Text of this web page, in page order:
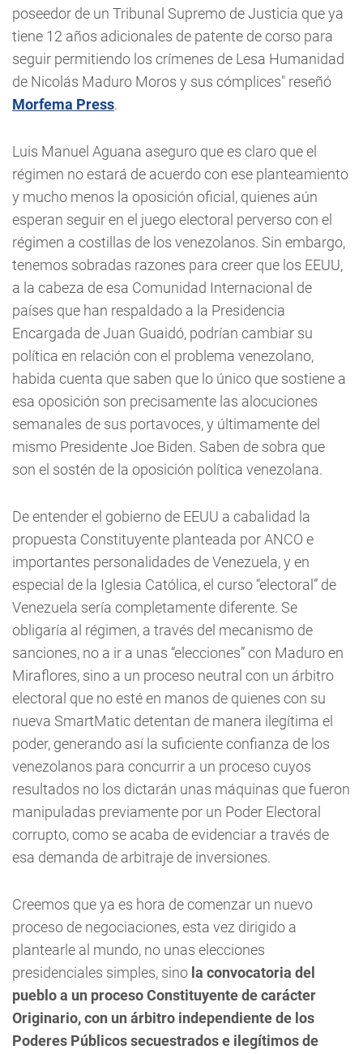
poseedor de un Tribunal Supremo de Justicia que ya
tiene 12 años adicionales de patente de corso para
seguir permitiendo los crímenes de Lesa Humanidad
de Nicolás Maduro Moros y sus cómplices" reseñó
Morfema Press.
Luis Manuel Aguana aseguro que es claro que el
régimen no estará de acuerdo con ese planteamiento
y mucho menos la oposición oficial, quienes aún
esperan seguir en el juego electoral perverso con el
régimen a costillas de los venezolanos. Sin embargo,
tenemos sobradas razones para creer que los EEUU,
a la cabeza de esa Comunidad Internacional de
países que han respaldado a la Presidencia
Encargada de Juan Guaidó, podrían cambiar su
política en relación con el problema venezolano,
habida cuenta que saben que lo único que sostiene a
esa oposición son precisamente las alocuciones
semanales de sus portavoces, y últimamente del
mismo Presidente Joe Biden. Saben de sobra que
son el sostén de la oposición política venezolana.
De entender el gobierno de EEUU a cabalidad la
propuesta Constituyente planteada por ANCO e
importantes personalidades de Venezuela, y en
especial de la Iglesia Católica, el curso “electoral” de
Venezuela sería completamente diferente. Se
obligaría al régimen, a través del mecanismo de
sanciones, no a ir a unas “elecciones” con Maduro en
Miraflores, sino a un proceso neutral con un árbitro
electoral que no esté en manos de quienes con su
nueva SmartMatic detentan de manera ilegítima el
poder, generando así la suficiente confianza de los
venezolanos para concurrir a un proceso cuyos
resultados no los dictarán unas máquinas que fueron
manipuladas previamente por un Poder Electoral
corrupto, como se acaba de evidenciar a través de
esa demanda de arbitraje de inversiones.
Creemos que ya es hora de comenzar un nuevo
proceso de negociaciones, esta vez dirigido a
plantearle al mundo, no unas elecciones
presidenciales simples, sino la convocatoria del
pueblo a un proceso Constituyente de carácter
Originario, con un árbitro independiente de los
Poderes Públicos secuestrados e ilegítimos de